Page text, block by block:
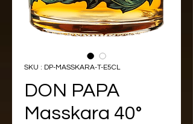
SKU : DP-MASSKARA-T-E5CL
DON PAPA
Masskara 40°